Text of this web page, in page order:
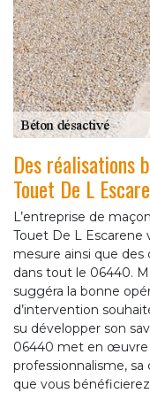
Des réalisations
Touet De L
L’entreprise de
Touet De L Escarene
mesure ainsi que des
dans tout le 06440.
suggéra la bonne
d’intervention
su développer son
06440 met en œuvre
professionnalisme,
que vous